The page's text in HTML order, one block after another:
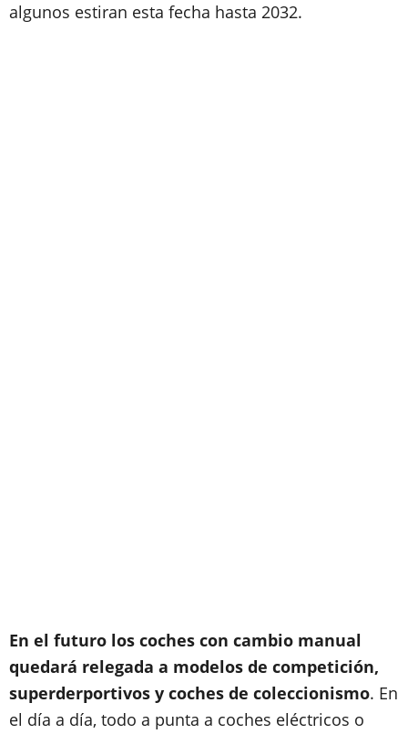
algunos estiran esta fecha hasta 2032.
En el futuro los coches con cambio manual
quedará relegada a modelos de competición,
superderportivos y coches de coleccionismo. En
el día a día, todo a punta a coches eléctricos o